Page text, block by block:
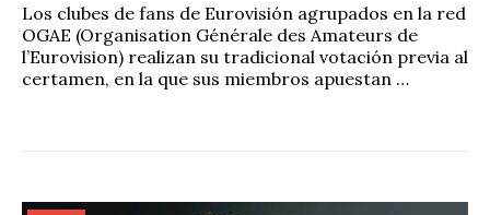
Los clubes de fans de Eurovisión agrupados en la red
OGAE (Organisation Générale des Amateurs de
l’Eurovision) realizan su tradicional votación previa al
certamen, en la que sus miembros apuestan …